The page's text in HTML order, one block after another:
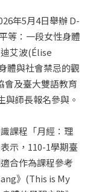
年5月4日舉辦 D-
等：一段女性身體
艾波(Élise
體與社會禁忌的觀
及臺大雙語教育
與師長報名參與。
課程「月經：理
示，110-1學期臺
合作為課程參考
》(This is My